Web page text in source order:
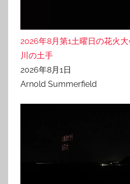
2026年8月第1土曜日の花火
川の土手
2026年8月1日
Arnold Summerfield